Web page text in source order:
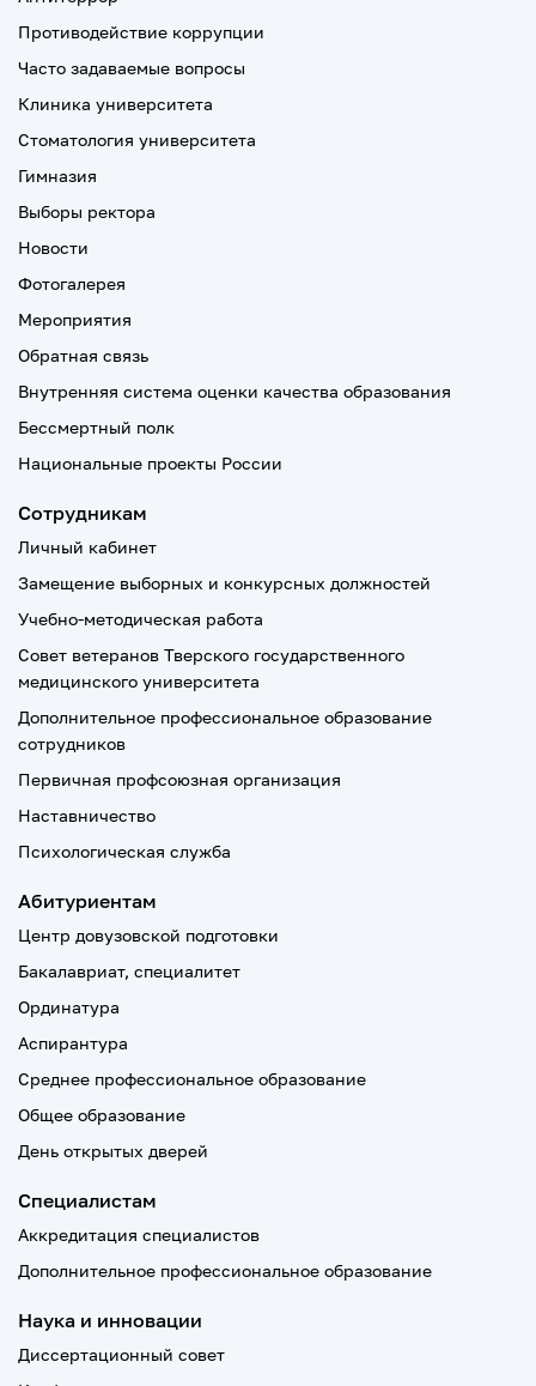
Противодействие коррупции
Часто задаваемые вопросы
Клиника университета
Стоматология университета
Гимназия
Выборы ректора
Новости
Фотогалерея
Мероприятия
Обратная связь
Внутренняя система оценки качества образования
Бессмертный полк
Национальные проекты России
Сотрудникам
Личный кабинет
Замещение выборных и конкурсных должностей
Учебно-методическая работа
Совет ветеранов Тверского государственного
медицинского университета
Дополнительное профессиональное образование
сотрудников
Первичная профсоюзная организация
Наставничество
Психологическая служба
Абитуриентам
Центр довузовской подготовки
Бакалавриат, специалитет
Ординатура
Аспирантура
Среднее профессиональное образование
Общее образование
День открытых дверей
Специалистам
Аккредитация специалистов
Дополнительное профессиональное образование
Наука и инновации
Диссертационный совет